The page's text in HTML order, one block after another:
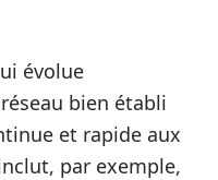
évolue
bien établi
et rapide aux
par exemple,